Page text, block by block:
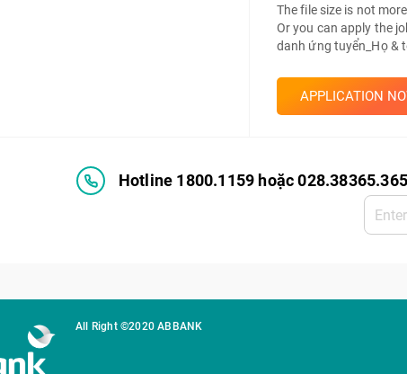
The file size is not
Or you can apply the
danh ứng tuyển_Họ &
APPLICATION
Hotline 1800.1159 hoặc 028.38365.365
All Right ©2020 ABBANK